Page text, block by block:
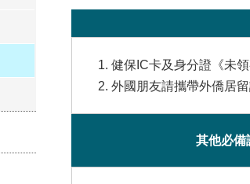
健保IC卡及身分證《未
外國朋友請攜帶外僑居
其他必備